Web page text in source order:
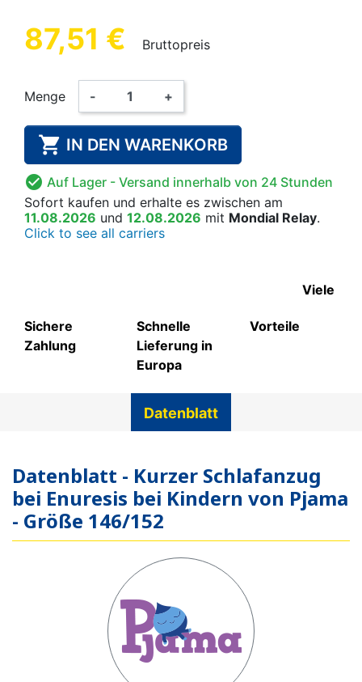
87,51 € Bruttopreis
Menge - +
 IN DEN WARENKORB
 Auf Lager - Versand innerhalb von 24 Stunden
Sofort kaufen und erhalte es zwischen am
11.08.2026 und 12.08.2026 mit Mondial Relay.
Click to see all carriers
Sichere
Zahlung
Schnelle
Lieferung in
Europa
Viele
Vorteile
Datenblatt
Datenblatt - Kurzer Schlafanzug
bei Enuresis bei Kindern von Pjama
- Größe 146/152